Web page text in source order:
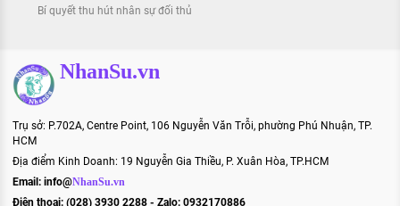
Bí quyết thu hút nhân sự đối thủ
NhanSu.vn
Trụ sở: P.702A, Centre Point, 106 Nguyễn Văn Trỗi, phường Phú Nhuận, TP.
HCM
Địa điểm Kinh Doanh: 19 Nguyễn Gia Thiều, P. Xuân Hòa, TP.HCM
Email: info@NhanSu.vn
Điện thoại: (028) 3930 2288 - Zalo: 0932170886